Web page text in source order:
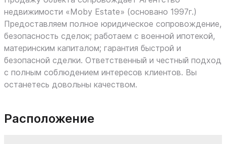
недвижимости «Moby Estate» (основано 1997г.)
Предоставляем полное юридическое сопровождение,
безопасность сделок; работаем с военной ипотекой,
материнским капиталом; гарантия быстрой и
безопасной сделки. Ответственный и честный подход
с полным соблюдением интересов клиентов. Вы
останетесь довольны качеством.
Расположение